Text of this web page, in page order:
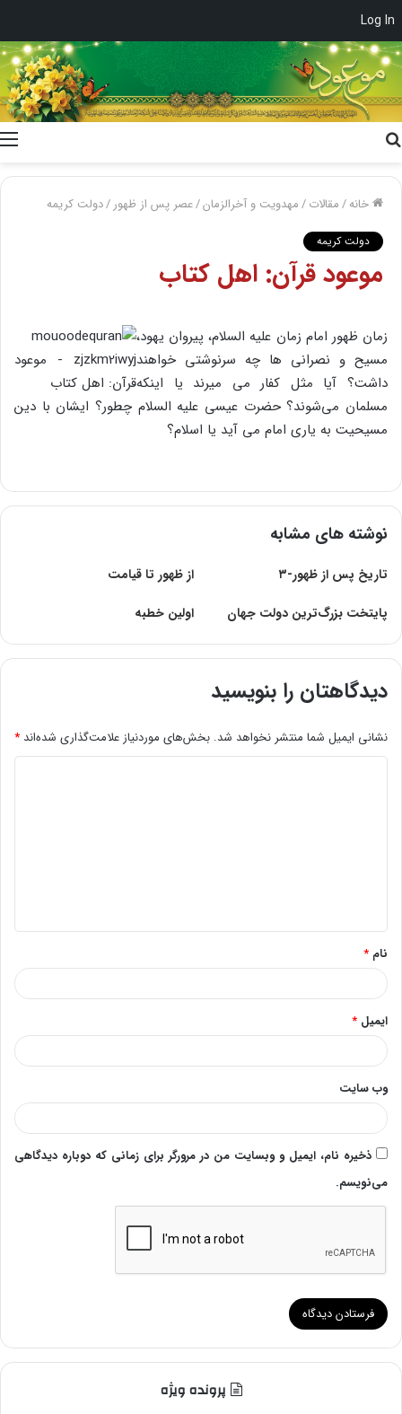
Log In
خانه/مقالات/مهدویت و آخرالزمان/عصر پس از ظهور /دولت کریمه
دولت کریمه
موعود قرآن: اهل کتاب
زمان ظهور امام زمان علیه السلام، پیروان یهود،
مسیح و نصرانی ها چه سرنوشتی خواهند
داشت؟ آیا مثل کفار می میرند یا اینکه
مسلمان می‌شوند؟ حضرت عیسی علیه السلام چطور؟ ایشان با دین
مسیحیت به یاری امام می آید یا اسلام؟
نوشته های مشابه
تاریخ‌ پس‌ از ظهور-۳
از ظهور تا قیامت
پایتخت بزرگ‌ترین دولت جهان
اولین خطبه
دیدگاهتان را بنویسید
نشانی ایمیل شما منتشر نخواهد شد. بخش‌های موردنیاز علامت‌گذاری شده‌اند *
*
نام *
ایمیل *
وب‌ سایت
ذخیره نام، ایمیل و وبسایت من در مرورگر برای زمانی که دوباره دیدگاهی
می‌نویسم.
پرونده ویژه